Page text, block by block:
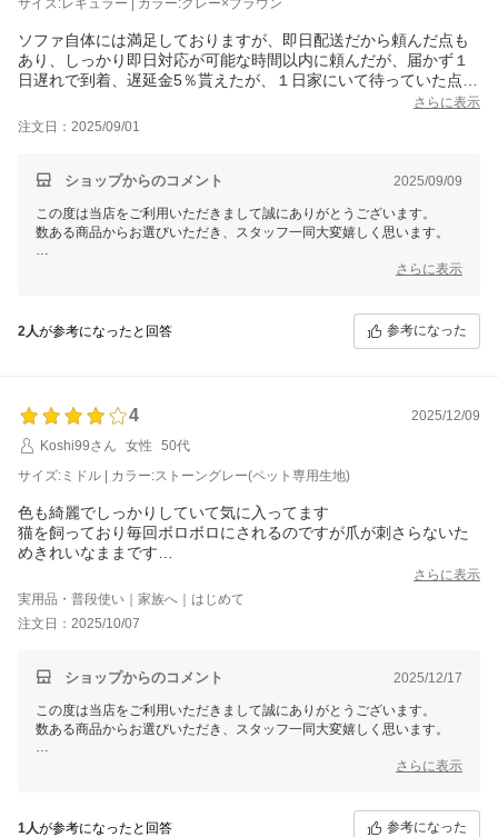
ソファ自体には満足しておりますが、即日配送だから頼んだ点も
あり、しっかり即日対応が可能な時間以内に頼んだが、届かず１
日遅れで到着、遅延金5％貰えたが、１日家にいて待っていた点を
さらに表示
注文日：2025/09/01
ショップからのコメント 2025/09/09
この度は当店をご利用いただきまして誠にありがとうございます。
数ある商品からお選びいただき、スタッフ一同大変嬉しく思います。
これからもお客様にご満足いただける商品をご提供できるようさらに表示
2人が参考になったと回答 参考になった
4
2025/12/09
Koshi99さん
女性
50代
サイズ:ミドル | カラー:ストーングレー(ペット専用生地)
色も綺麗でしっかりしていて気に入ってます
猫を飼っており毎回ボロボロにされるのですが爪が刺さらないた
めきれいなままです
商品は満足ですが、即日配送とかいてあるのに2か月ちかくかっか
たのと
配送会社が「1階エントランスで引渡しでいいですね」と
当にエントランスで渡されとても困りました
せんが
大型商品にエントランス引渡しなんてある自体びっくりしまし
た。
さらに表示
実用品・普段使い｜家族へ｜はじめて
注文日：2025/10/07
ショップからのコメント 2025/12/17
この度は当店をご利用いただきまして誠にありがとうございます。
数ある商品からお選びいただき、スタッフ一同大変嬉しく思います。
これからもお客様にご満足いただける商品をご提供できるようさらに表示
1人が参考になったと回答 参考になった